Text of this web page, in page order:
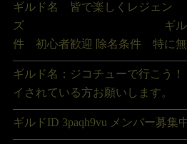
ギルド名 皆で楽しくレジェン
ズ ギルドID
件 初心者歓迎 除名条件 特に無
ギルド名：ジコチューで行こう！
イされている方お願いします。
ギルドID 3paqh9vu メンバー募集